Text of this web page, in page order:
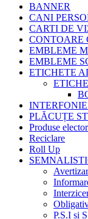
BANNER
CANI
CARTI DE
CONTOARE
EMBLEME
EMBLEME
ETICHETE
PLĂCUȚE
Produse
Reciclare
Roll Up
P.S.I si